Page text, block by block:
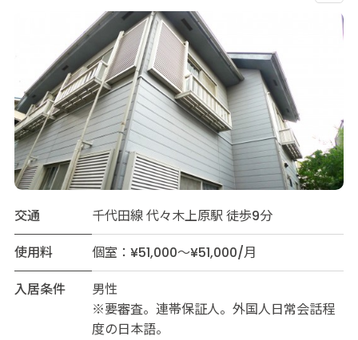
交通
千代田線 代々木上原駅 徒歩9分
使用料
個室：¥51,000～¥51,000/月
入居条件
男性
※要審査。連帯保証人。外国人日常会話程
度の日本語。